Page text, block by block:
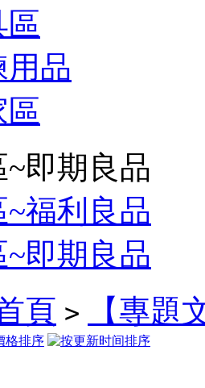
區
用品
區
即期良品
福利良品
即期良品
頁 > 【專題